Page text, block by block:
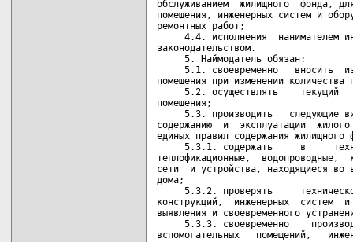
обслуживанием  жилищного  фонда,
помещения, инженерных систем и
ремонтных работ;
4.4. исполнения  нанимателем
законодательством.
     5. Наймодатель обязан:
5.1. своевременно   вносить
помещения при изменении
5.2. осуществлять    текущий
помещения;
5.3. производить   следующие
содержанию  и  эксплуатации
единых правил содержания
5.3.1. содержать     в
теплофикационные,  водопроводные,
сети  и устройства, находящиеся во
дома;
5.3.2. проверять
конструкций,  инженерных  систем
выявления и своевременного
5.3.3. своевременно
вспомогательных   помещений,